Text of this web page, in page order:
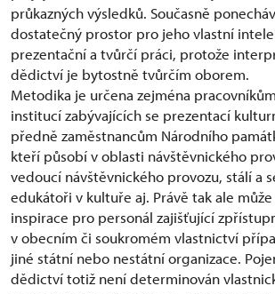
průkazných výsledků. Současně
dostatečný prostor pro jeho vlastní
prezentační a tvůrčí práci, protože
dědictví je bytostně tvůrčím oborem.
Metodika je určena zejména
institucí zabývajících se prezentací
předně zaměstnancům Národního
kteří působí v oblasti návštěvnického
vedoucí návštěvnického provozu, stálí a
edukátoři v kultuře aj. Právě tak ale
inspirace pro personál zajišťující
v obecním či soukromém vlastnictví
jiné státní nebo nestátní organizace.
dědictví totiž není determinován